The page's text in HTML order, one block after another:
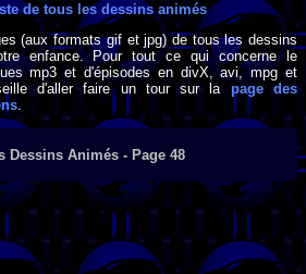
de tous les dessins animés
(aux formats gif et jpg) de tous les dessins
enfance. Pour tout ce qui concerne le
mp3 et d'épisodes en divX, avi, mpg et
d'aller faire un tour sur la page des
.
Dessins Animés - Page 48